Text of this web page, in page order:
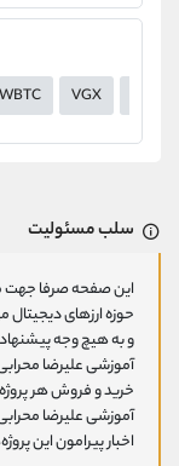
WBTC VGX
سلب مسئولیت
این صفحه صرفا جهت
حوزه ارزهای دیجیتال
و به هیچ وجه پیشنهاد
آموزشی علیرضا
خرید و فروش هر
آموزشی علیرضا
اخبار پیرامون این